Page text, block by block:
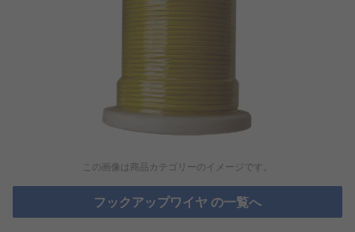
この画像は商品カテゴリーのイメージです。
フックアップワイヤ の一覧へ